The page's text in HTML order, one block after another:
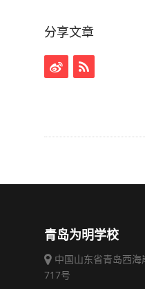
分享文章
青岛为明学校
中国山东省青岛西
717号